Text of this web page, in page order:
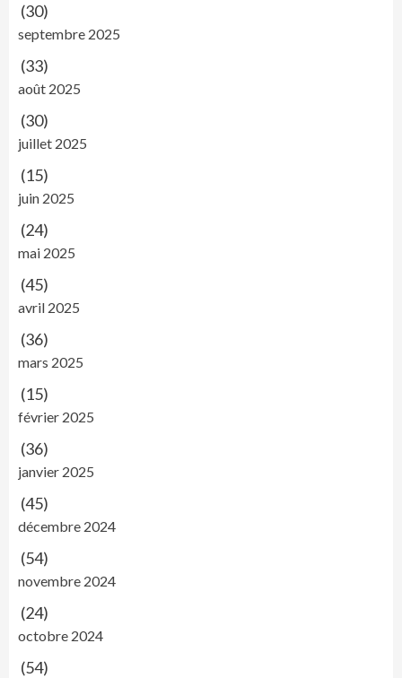
(30)
septembre 2025
(33)
août 2025
(30)
juillet 2025
(15)
juin 2025
(24)
mai 2025
(45)
avril 2025
(36)
mars 2025
(15)
février 2025
(36)
janvier 2025
(45)
décembre 2024
(54)
novembre 2024
(24)
octobre 2024
(54)